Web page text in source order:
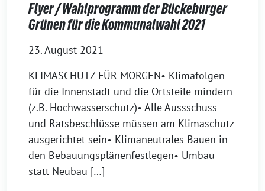
Flyer / Wahlprogramm der Bückeburger
Grünen für die Kommunalwahl 2021
23. August 2021
KLIMASCHUTZ FÜR MORGEN• Klimafolgen
für die Innenstadt und die Ortsteile mindern
(z.B. Hochwasserschutz)• Alle Aussschuss-
und Ratsbeschlüsse müssen am Klimaschutz
ausgerichtet sein• Klimaneutrales Bauen in
den Bebauungsplänenfestlegen• Umbau
statt Neubau […]